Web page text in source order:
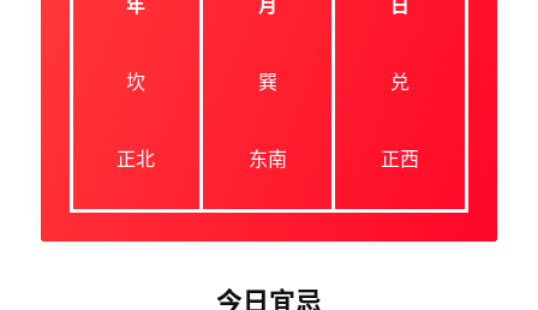
年
坎
正北
月
巽
东南
日
兑
正西
今日宜忌